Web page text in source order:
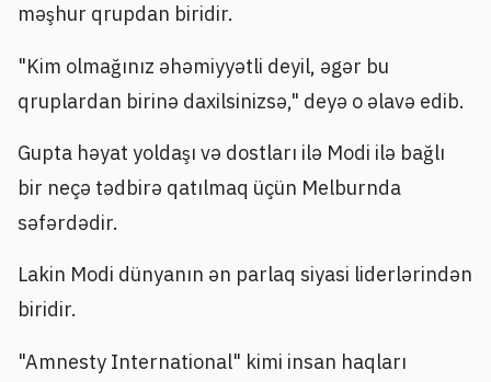
məşhur qrupdan biridir.
"Kim olmağınız əhəmiyyətli deyil, əgər bu
qruplardan birinə daxilsinizsə," deyə o əlavə edib.
Gupta həyat yoldaşı və dostları ilə Modi ilə bağlı
bir neçə tədbirə qatılmaq üçün Melburnda
səfərdədir.
Lakin Modi dünyanın ən parlaq siyasi liderlərindən
biridir.
"Amnesty International" kimi insan haqları